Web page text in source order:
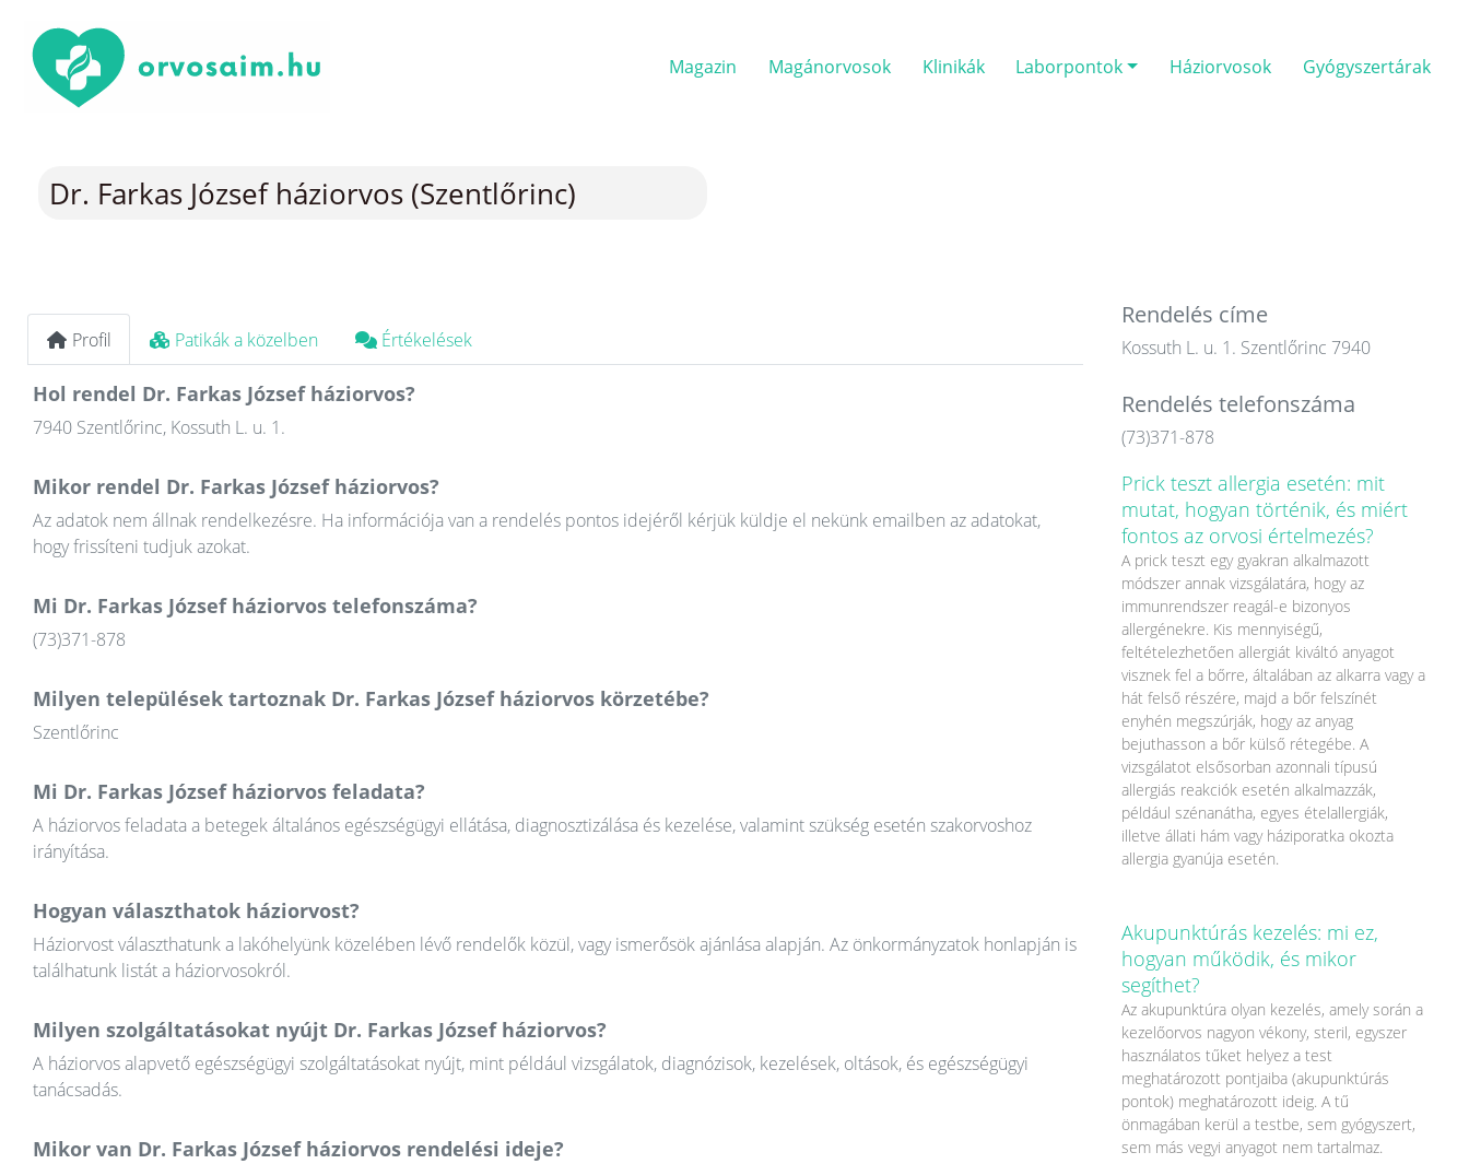
Magazin Magánorvosok Klinikák Laborpontok Háziorvosok Gyógyszertárak
Dr. Farkas József háziorvos (Szentlőrinc)
Profil Patikák a közelben Értékelések
Hol rendel Dr. Farkas József háziorvos?
7940 Szentlőrinc, Kossuth L. u. 1.
Mikor rendel Dr. Farkas József háziorvos?
Az adatok nem állnak rendelkezésre. Ha információja van a rendelés pontos idejéről kérjük küldje el nekünk emailben az adatokat,
hogy frissíteni tudjuk azokat.
Mi Dr. Farkas József háziorvos telefonszáma?
(73)371-878
Milyen települések tartoznak Dr. Farkas József háziorvos körzetébe?
Szentlőrinc
Mi Dr. Farkas József háziorvos feladata?
A háziorvos feladata a betegek általános egészségügyi ellátása, diagnosztizálása és kezelése, valamint szükség esetén szakorvoshoz
irányítása.
Hogyan választhatok háziorvost?
Háziorvost választhatunk a lakóhelyünk közelében lévő rendelők közül, vagy ismerősök ajánlása alapján. Az önkormányzatok honlapján is
találhatunk listát a háziorvosokról.
Milyen szolgáltatásokat nyújt Dr. Farkas József háziorvos?
A háziorvos alapvető egészségügyi szolgáltatásokat nyújt, mint például vizsgálatok, diagnózisok, kezelések, oltások, és egészségügyi
tanácsadás.
Mikor van Dr. Farkas József háziorvos rendelési ideje?
Rendelés címe
Kossuth L. u. 1. Szentlőrinc 7940
Rendelés telefonszáma
(73)371-878
Prick teszt allergia esetén: mit
mutat, hogyan történik, és miért
fontos az orvosi értelmezés?
A prick teszt egy gyakran alkalmazott
módszer annak vizsgálatára, hogy az
immunrendszer reagál-e bizonyos
allergénekre. Kis mennyiségű,
feltételezhetően allergiát kiváltó anyagot
visznek fel a bőrre, általában az alkarra vagy a
hát felső részére, majd a bőr felszínét
enyhén megszúrják, hogy az anyag
bejuthasson a bőr külső rétegébe. A
vizsgálatot elsősorban azonnali típusú
allergiás reakciók esetén alkalmazzák,
például szénanátha, egyes ételallergiák,
illetve állati hám vagy háziporatka okozta
allergia gyanúja esetén.
Akupunktúrás kezelés: mi ez,
hogyan működik, és mikor
segíthet?
Az akupunktúra olyan kezelés, amely során a
kezelőorvos nagyon vékony, steril, egyszer
használatos tűket helyez a test
meghatározott pontjaiba (akupunktúrás
pontok) meghatározott ideig. A tű
önmagában kerül a testbe, sem gyógyszert,
sem más vegyi anyagot nem tartalmaz.